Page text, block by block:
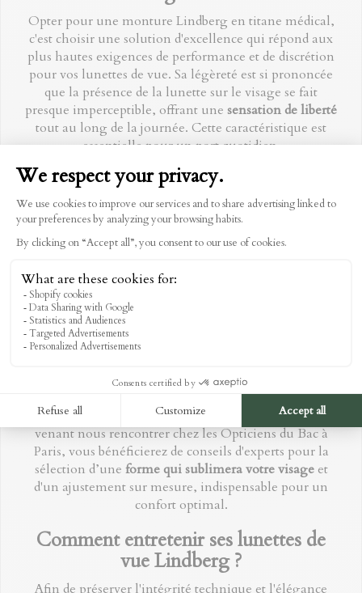
Opter pour une monture Lindberg en titane médical,
c'est choisir une solution d'excellence qui répond aux
plus hautes exigences de performance et de discrétion
pour vos lunettes de vue. Sa légèreté est si prononcée
que la présence de la lunette sur le visage se fait
presque imperceptible, offrant une sensation de liberté
tout au long de la journée. Cette caractéristique est
essentielle pour un port quotidien.
Au-delà de son poids plume, ce matériau se distingue
par une robustesse exceptionnelle qui garantit une
longévité remarquable à votre monture. Enfin, son
caractère hypoallergéniqueen fait une option idéale
pour les peaux les plus sensibles, prévenant toute
durable.
Où trouver ma paire de lunettes
votre future paire de lunettes Lindberg, le créateur
danois a choisi de confier la distribution de ses
collections à un réseau exclusif d'opticiens agréés. En
venant nous rencontrer chez les Opticiens du Bac à
Paris, vous bénéficierez de conseils d'experts pour la
sélection d’une forme qui sublimera votre visageet
d'un ajustement sur mesure, indispensable pour un
confort optimal.
Comment entretenir ses lunettes de
vue Lindberg ?
Afin de préserver l'intégrité technique et l'élégance